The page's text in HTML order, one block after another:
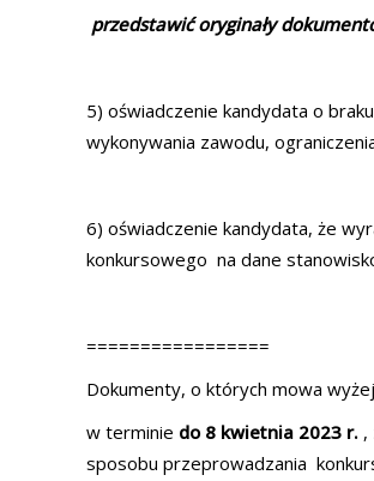
przedstawić oryginały
5) oświadczenie kandydata o
wykonywania zawodu,
6) oświadczenie kandydata, że
konkursowego na dane
=================
Dokumenty, o których mowa
w terminie do 8 kwietnia 2023 r. ,
sposobu przeprowadzania